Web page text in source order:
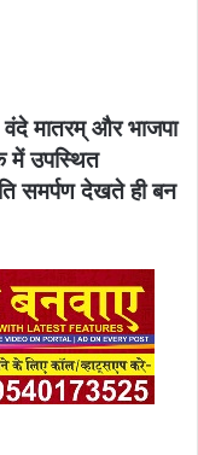
मातरम् और भाजपा
में उपस्थित
समर्पण देखते ही बन